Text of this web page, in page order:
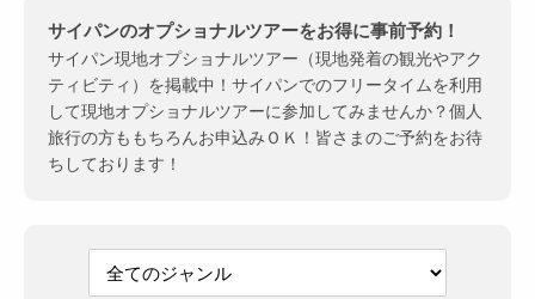
サイパンのオプショナルツアーをお得に事前予約！
サイパン現地オプショナルツアー（現地発着の観光やアク
ティビティ）を掲載中！サイパンでのフリータイムを利用
して現地オプショナルツアーに参加してみませんか？個人
旅行の方ももちろんお申込みＯＫ！皆さまのご予約をお待
ちしております！